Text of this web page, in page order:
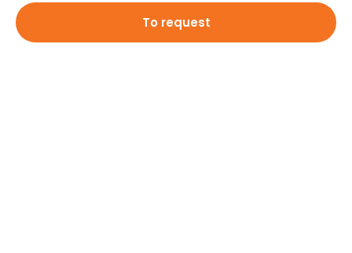
To request